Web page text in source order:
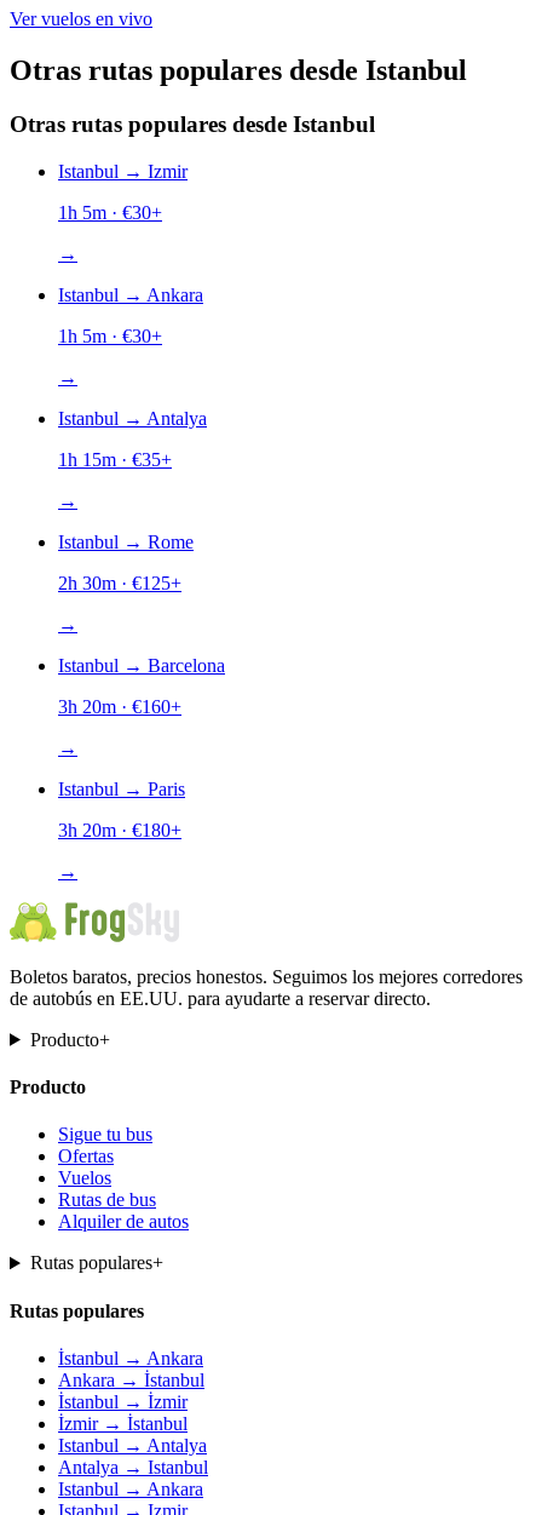
Ver vuelos en vivo
Otras rutas populares desde Istanbul
Otras rutas populares desde Istanbul
Istanbul → Izmir
1h 5m · €30+
→
Istanbul → Ankara
1h 5m · €30+
→
Istanbul → Antalya
1h 15m · €35+
→
Istanbul → Rome
2h 30m · €125+
→
Istanbul → Barcelona
3h 20m · €160+
→
Istanbul → Paris
3h 20m · €180+
→
Boletos baratos, precios honestos. Seguimos los mejores corredores
de autobús en EE.UU. para ayudarte a reservar directo.
Producto+
Producto
Sigue tu bus
Ofertas
Vuelos
Rutas de bus
Alquiler de autos
Rutas populares+
Rutas populares
İstanbul → Ankara
Ankara → İstanbul
İstanbul → İzmir
İzmir → İstanbul
Istanbul → Antalya
Antalya → Istanbul
Istanbul → Ankara
Istanbul → Izmir